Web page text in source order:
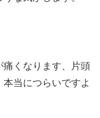
痛くなります、片頭
当につらいですよ